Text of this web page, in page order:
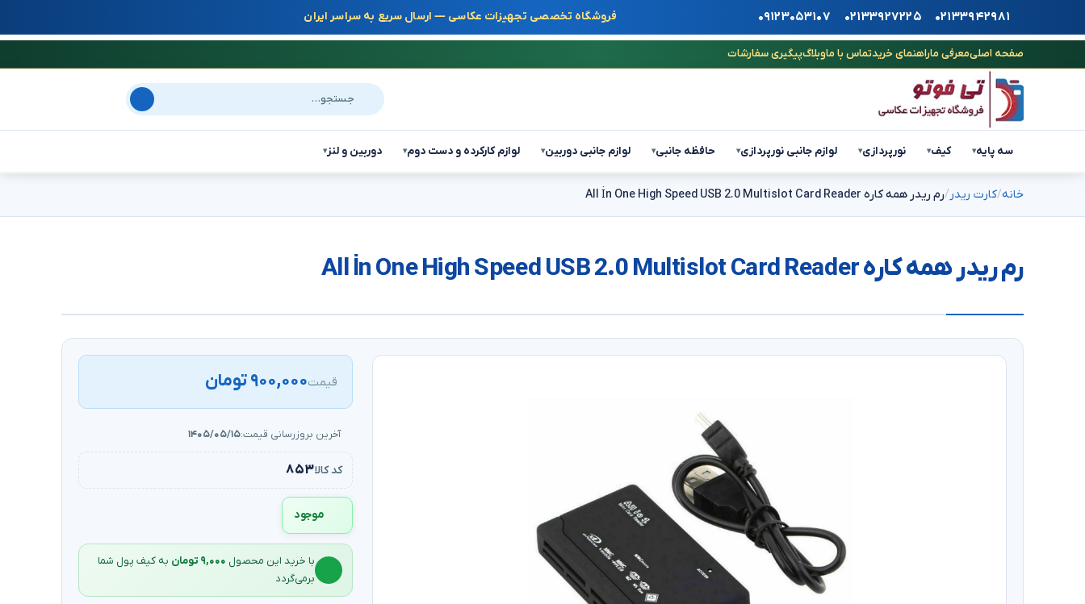
۰۲۱۳۳۹۴۲۹۸۱ ۰۲۱۳۳۹۲۷۲۲۵ ۰۹۱۲۳۰۵۳۱۰۷ فروشگاه تخصصی تجهیزات عکاسی — ارسال سریع به سراسر ایران
صفحه اصلیمعرفی ماراهنمای خریدتماس با ماوبلاگپیگیری سفارشات
جستجو در سایت
سه پایه▾ کیف▾ نورپردازی▾ لوازم جانبی نورپردازی▾ حافظه جانبی▾ لوازم جانبی دوربین▾ لوازم کارکرده و دست دوم▾ دوربین و لنز▾
خانه کارت ریدر رم ریدر همه کاره All İn One High Speed USB 2.0 Multislot Card Reader
رم ریدر همه کاره All İn One High Speed USB 2.0 Multislot Card Reader
قیمت۹۰۰,۰۰۰ تومان
آخرین بروزرسانی قیمت:۱۴۰۵/۰۵/۱۵
کد کالا۸۵۳
موجود
با خرید این محصول ۹,۰۰۰ تومان
به کیف‌ پول شما
برمی‌گردد